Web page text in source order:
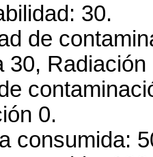
30.
de
30, Radiación
0.
consumida: